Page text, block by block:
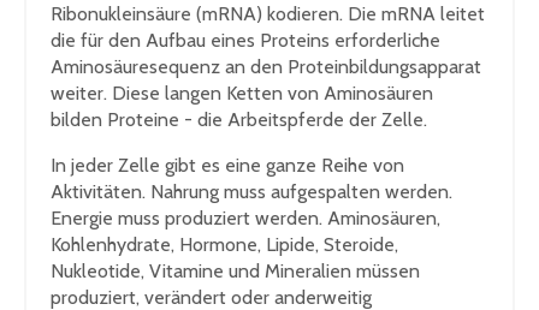
Ribonukleinsäure (mRNA) kodieren. Die mRNA leitet
die für den Aufbau eines Proteins erforderliche
Aminosäuresequenz an den Proteinbildungsapparat
weiter. Diese langen Ketten von Aminosäuren
bilden Proteine - die Arbeitspferde der Zelle.
In jeder Zelle gibt es eine ganze Reihe von
Aktivitäten. Nahrung muss aufgespalten werden.
Energie muss produziert werden. Aminosäuren,
Kohlenhydrate, Hormone, Lipide, Steroide,
Nukleotide, Vitamine und Mineralien müssen
produziert, verändert oder anderweitig